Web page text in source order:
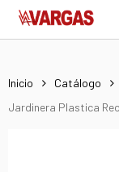
Skip
Inicio Catálogo
Jardinera Plastica